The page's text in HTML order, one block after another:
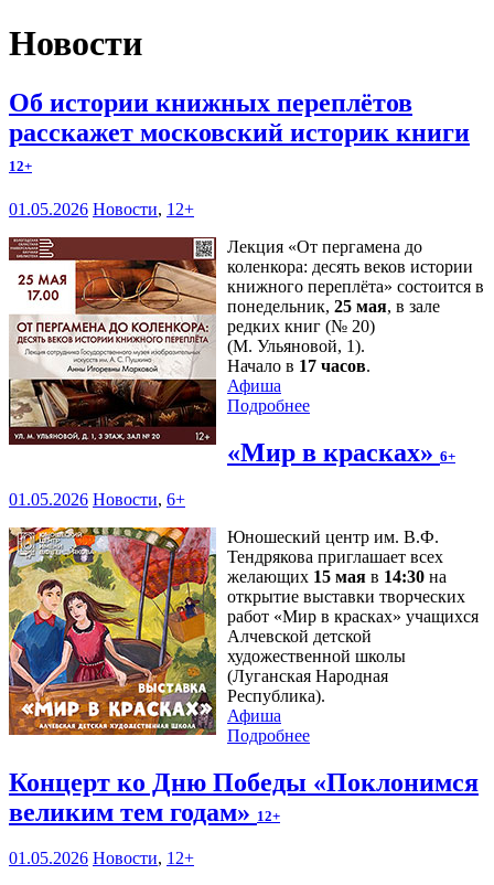
Новости
Об истории книжных переплётов
расскажет московский историк книги
12+
01.05.2026 Новости, 12+
Лекция «От пергамена до
коленкора: десять веков истории
книжного переплёта» состоится в
понедельник, 25 мая, в зале
редких книг (№ 20)
(М. Ульяновой, 1).
Начало в 17 часов.
Афиша
Подробнее
«Мир в красках» 6+
01.05.2026 Новости, 6+
Юношеский центр им. В.Ф.
Тендрякова приглашает всех
желающих 15 мая в 14:30 на
открытие выставки творческих
работ «Мир в красках» учащихся
Алчевской детской
художественной школы
(Луганская Народная
Республика).
Афиша
Подробнее
Концерт ко Дню Победы «Поклонимся
великим тем годам» 12+
01.05.2026 Новости, 12+